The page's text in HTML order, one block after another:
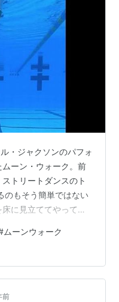
・ジャクソンのパフォ
ーン・ウォーク。前
トリートダンスのト
のもそう簡単ではない
に見立ててやってし
しまうはずだ。最初
いる彼女。水面の裏
に見える。そしてす
一歩一歩ゆっくり
に歩いて画面の端に
ムーンウォーク
前